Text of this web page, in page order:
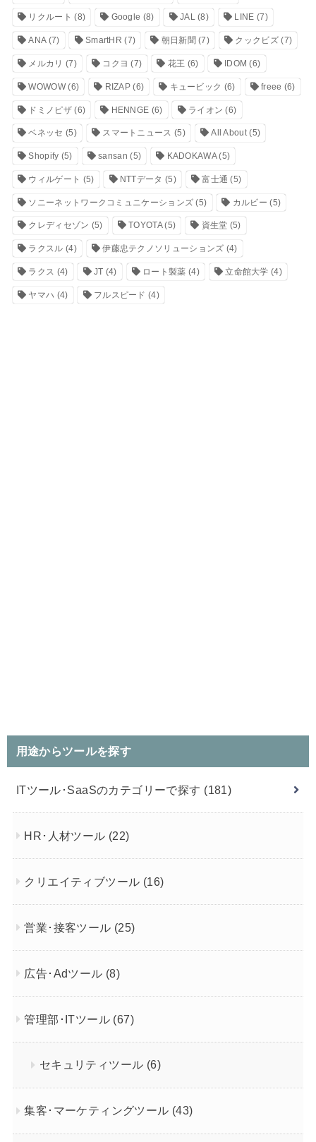
リクルート (8) Google (8) JAL(8) LINE (7)
ANA(7) SmartHR (7) 朝日新聞 (7) クックビズ(7)
メルカリ (7) コクヨ (7) 花王 (6) IDOM (6)
WOWOW(6) RIZAP (6) キュービック (6) freee (6)
ドミノピザ(6) HENNGE (6) ライオン (6)
ベネッセ (5) スマートニュース (5) All About(5)
Shopify (5) sansan (5) KADOKAWA(5)
ウィルゲート (5) NTTデータ (5) 富士通 (5)
ソニーネットワークコミュニケーションズ (5) カルビー (5)
クレディセゾン (5) TOYOTA(5) 資生堂 (5)
ラクスル (4) 伊藤忠テクノソリューションズ (4)
ラクス (4) JT (4) ロート製薬 (4) 立命館大学 (4)
ヤマハ (4) フルスピード (4)
用途からツールを探す
ITツール･SaaSのカテゴリーで探す (181)
HR･人材ツール (22)
クリエイティブツール (16)
営業･接客ツール (25)
広告･Adツール (8)
管理部･ITツール (67)
セキュリティツール (6)
集客･マーケティングツール (43)